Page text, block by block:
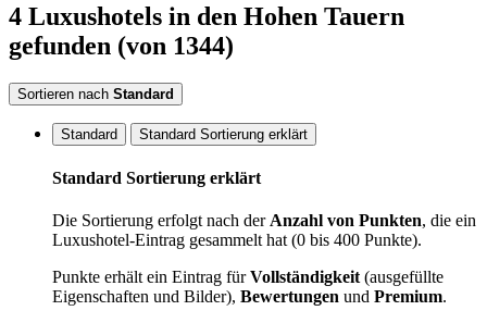
4 Luxushotels in den Hohen Tauern
gefunden (von 1344)
Sortieren nach Standard
Standard Standard Sortierung erklärt
Standard Sortierung erklärt
Die Sortierung erfolgt nach der Anzahl von Punkten, die ein
Luxushotel-Eintrag gesammelt hat (0 bis 400 Punkte).
Punkte erhält ein Eintrag fürVollständigkeit (ausgefüllte
Eigenschaften und Bilder), Bewertungen und Premium.